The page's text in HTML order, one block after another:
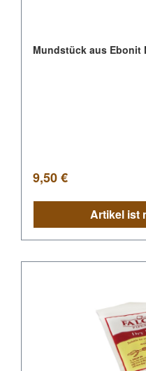
Mundstück aus Ebonit
Regulärer Preis:
9,50 €
Artikel ist